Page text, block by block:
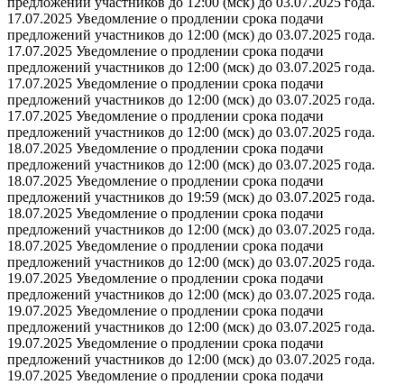
17.07.2025 Уведомление о продлении срока подачи
предложений участников до 12:00 (мск) до 03.07.2025 года.
17.07.2025 Уведомление о продлении срока подачи
предложений участников до 12:00 (мск) до 03.07.2025 года.
17.07.2025 Уведомление о продлении срока подачи
предложений участников до 12:00 (мск) до 03.07.2025 года.
17.07.2025 Уведомление о продлении срока подачи
предложений участников до 12:00 (мск) до 03.07.2025 года.
18.07.2025 Уведомление о продлении срока подачи
предложений участников до 12:00 (мск) до 03.07.2025 года.
18.07.2025 Уведомление о продлении срока подачи
предложений участников до 19:59 (мск) до 03.07.2025 года.
18.07.2025 Уведомление о продлении срока подачи
предложений участников до 12:00 (мск) до 03.07.2025 года.
18.07.2025 Уведомление о продлении срока подачи
предложений участников до 12:00 (мск) до 03.07.2025 года.
19.07.2025 Уведомление о продлении срока подачи
предложений участников до 12:00 (мск) до 03.07.2025 года.
19.07.2025 Уведомление о продлении срока подачи
предложений участников до 12:00 (мск) до 03.07.2025 года.
19.07.2025 Уведомление о продлении срока подачи
предложений участников до 12:00 (мск) до 03.07.2025 года.
19.07.2025 Уведомление о продлении срока подачи